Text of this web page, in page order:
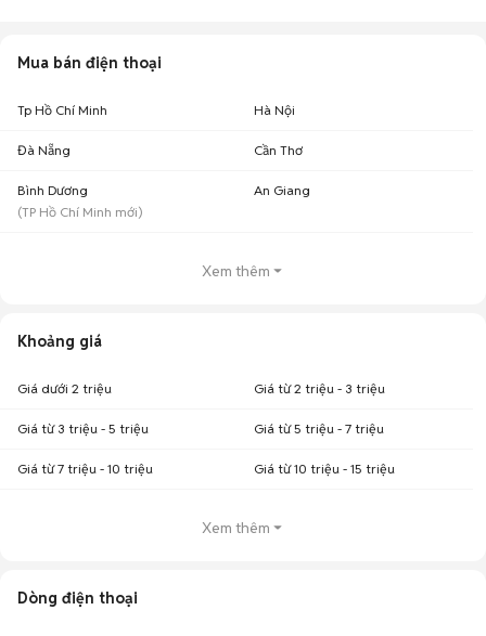
Mua bán điện thoại
Tp Hồ Chí Minh Hà Nội
Đà Nẵng Cần Thơ
Bình Dương
(TP Hồ Chí Minh mới)
An Giang
Xem thêm
Khoảng giá
Giá dưới 2 triệu Giá từ 2 triệu - 3 triệu
Giá từ 3 triệu - 5 triệu Giá từ 5 triệu - 7 triệu
Giá từ 7 triệu - 10 triệu Giá từ 10 triệu - 15 triệu
Xem thêm
Dòng điện thoại